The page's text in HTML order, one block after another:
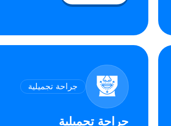
جراحة تجميلية
جراحة تجميلية